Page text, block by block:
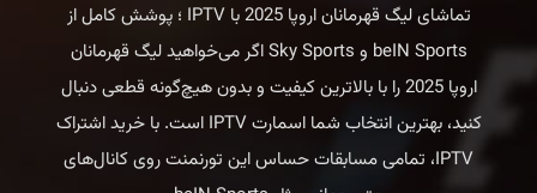
تماشای لیگ قهرمانان اروپا 2025 با IPTV ؛ پوشش کامل از
beIN Sports و Sky Sports اگر می‌خواهید لیگ قهرمانان
اروپا 2025 را با بالاترین کیفیت و بدون هیچ‌گونه قطعی دنبال
کنید، بهترین انتخاب شما اسمارت IPTV است. با خرید اشتراک
IPTV، تمامی مسابقات حساس این تورنمنت روی کانال‌های